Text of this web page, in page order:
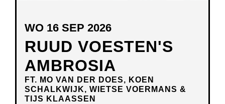
RUUD VOESTEN'S
AMBROSIA
FT. MO VAN DER DOES, KOEN
SCHALKWIJK, WIETSE VOERMANS &
TIJS KLAASSEN
WO 16 SEP 2026